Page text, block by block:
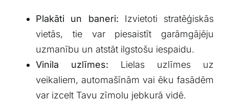
Plakāti un baneri: Izvietoti stratēģiskās
vietās, tie var piesaistīt garāmgājēju
uzmanību un atstāt ilgstošu iespaidu.
Vinila uzlīmes: Lielas uzlīmes uz
veikaliem, automašīnām vai ēku fasādēm
var izcelt Tavu zīmolu jebkurā vidē.